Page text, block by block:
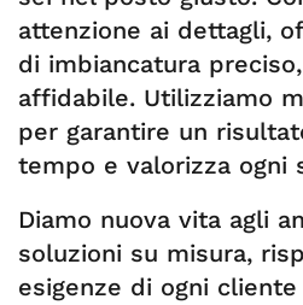
attenzione ai dettagli,
di imbiancatura
affidabile. Utilizziamo
per garantire un
tempo e valorizza ogni
Diamo nuova vita agli
soluzioni su misura,
esigenze di ogni